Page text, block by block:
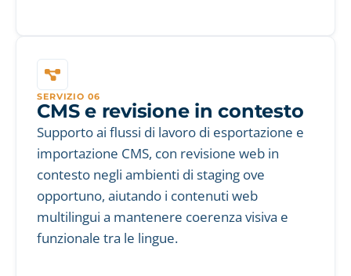
SERVIZIO 06
CMS e revisione in contesto
Supporto ai flussi di lavoro di esportazione e
importazione CMS, con revisione web in
contesto negli ambienti di staging ove
opportuno, aiutando i contenuti web
multilingui a mantenere coerenza visiva e
funzionale tra le lingue.